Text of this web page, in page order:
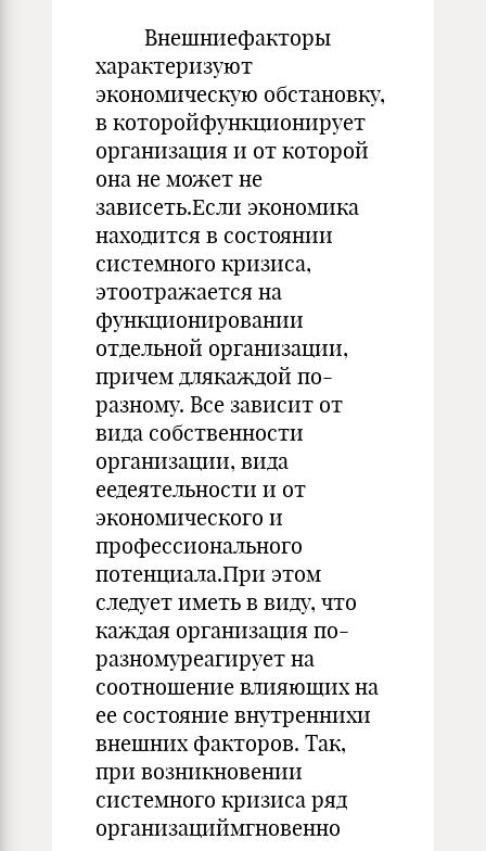
Внешниефакторы
характеризуют
экономическую обстановку,
в которойфункционирует
организация и от которой
она не может не
зависеть.Если экономика
находится в состоянии
системного кризиса,
этоотражается на
функционировании
отдельной организации,
причем длякаждой по-
разному. Все зависит от
вида собственности
организа­ции, вида
еедеятельности и от
экономического и
профессионального
потенциала.При этом
следует иметь в виду, что
каждая организация по-
разномуреагирует на
соотношение влияющих на
ее состояние внут­реннихи
внешних факторов. Так,
при возникновении
системного кри­зиса ряд
организациймгновенно